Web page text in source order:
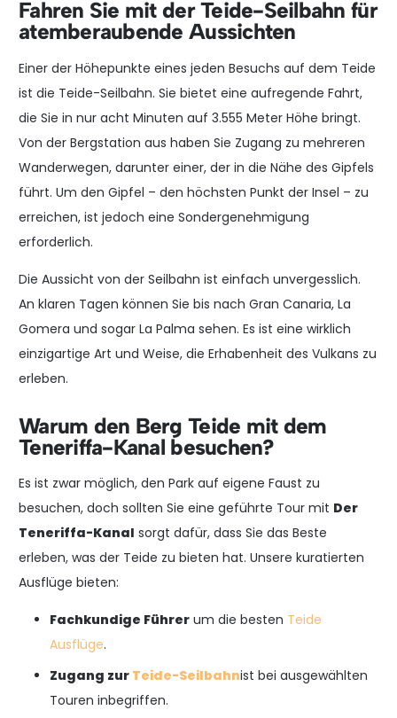
Fahren Sie mit der Teide-Seilbahn für
atemberaubende Aussichten
Einer der Höhepunkte eines jeden Besuchs auf dem Teide
ist die Teide-Seilbahn. Sie bietet eine aufregende Fahrt,
die Sie in nur acht Minuten auf 3.555 Meter Höhe bringt.
Von der Bergstation aus haben Sie Zugang zu mehreren
Wanderwegen, darunter einer, der in die Nähe des Gipfels
führt. Um den Gipfel – den höchsten Punkt der Insel – zu
erreichen, ist jedoch eine Sondergenehmigung
erforderlich.
Die Aussicht von der Seilbahn ist einfach unvergesslich.
An klaren Tagen können Sie bis nach Gran Canaria, La
Gomera und sogar La Palma sehen. Es ist eine wirklich
einzigartige Art und Weise, die Erhabenheit des Vulkans zu
erleben.
Warum den Berg Teide mit dem
Teneriffa-Kanal besuchen?
Es ist zwar möglich, den Park auf eigene Faust zu
besuchen, doch sollten Sie eine geführte Tour mit Der
Teneriffa-Kanal sorgt dafür, dass Sie das Beste
erleben, was der Teide zu bieten hat. Unsere kuratierten
Ausflüge bieten:
Fachkundige Führer um die besten Teide
Ausflüge.
Zugang zur Teide-Seilbahnist bei ausgewählten
Touren inbegriffen.